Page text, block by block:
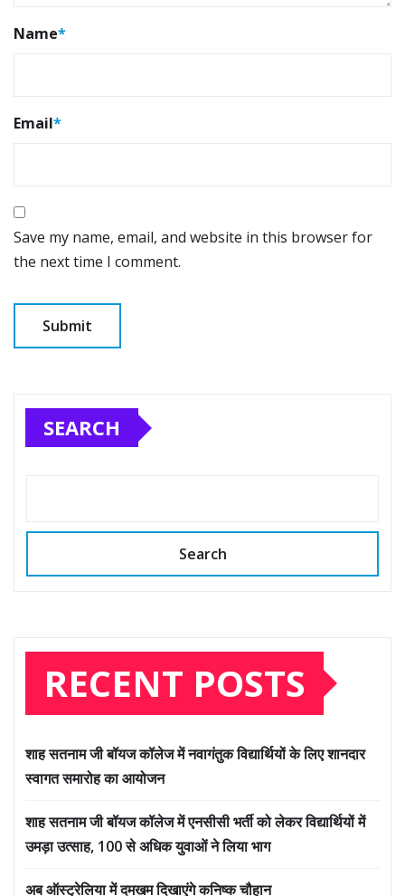
Name*
Email*
Save my name, email, and website in this browser for
the next time I comment.
SEARCH
Search
RECENT POSTS
शाह सतनाम जी बॉयज कॉलेज में नवागंतुक विद्यार्थियों के लिए शानदार
स्वागत समारोह का आयोजन
शाह सतनाम जी बॉयज कॉलेज में एनसीसी भर्ती को लेकर विद्यार्थियों में
उमड़ा उत्साह, 100 से अधिक युवाओं ने लिया भाग
अब ऑस्ट्रेलिया में दमखम दिखाएंगे कनिष्क चौहान